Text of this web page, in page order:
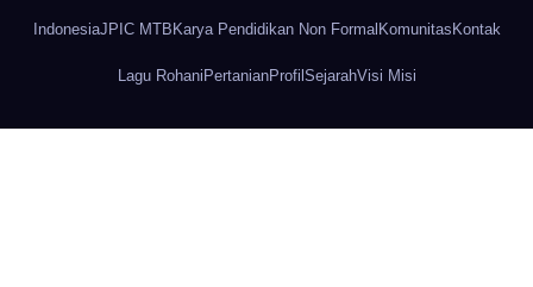
IndonesiaJPIC MTB Karya Pendidikan Non Formal Komunitas Kontak
Lagu Rohani PertanianProfil SejarahVisi Misi